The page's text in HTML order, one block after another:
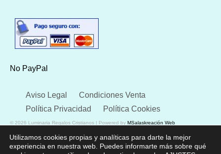
No PayPal
Aviso Legal
Condiciones Venta
Política Privacidad
Política Cookies
© 2026 Luminaria Regalos Cristianos | Powered by MSalaskreación Web
Utilizamos cookies propias y analíticas para darte la mejor
experiencia en nuestra web. Puedes informarte más sobre qué